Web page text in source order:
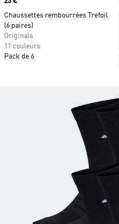
Chaussettes rembourrées Trefoil
(6 paires)
Originals
11 couleurs
Pack de 6